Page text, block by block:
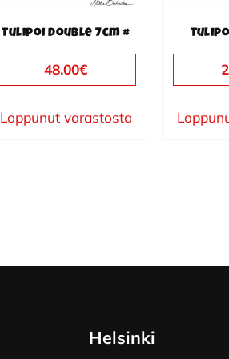
Tulipoi Double 7cm #
48.00€
Loppunut varastosta
Helsinki